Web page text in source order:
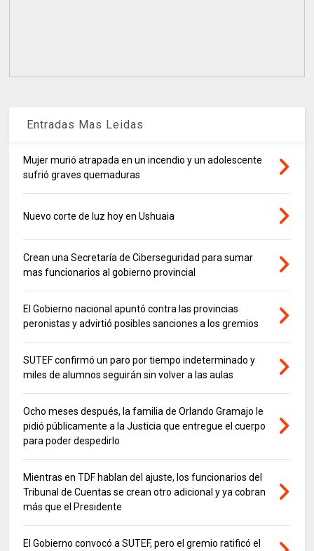
Entradas Mas Leidas
Mujer murió atrapada en un incendio y un adolescente
sufrió graves quemaduras
Nuevo corte de luz hoy en Ushuaia
Crean una Secretaría de Ciberseguridad para sumar
mas funcionarios al gobierno provincial
El Gobierno nacional apuntó contra las provincias
peronistas y advirtió posibles sanciones a los gremios
SUTEF confirmó un paro por tiempo indeterminado y
miles de alumnos seguirán sin volver a las aulas
Ocho meses después, la familia de Orlando Gramajo le
pidió públicamente a la Justicia que entregue el cuerpo
para poder despedirlo
Mientras en TDF hablan del ajuste, los funcionarios del
Tribunal de Cuentas se crean otro adicional y ya cobran
más que el Presidente
El Gobierno convocó a SUTEF, pero el gremio ratificó el